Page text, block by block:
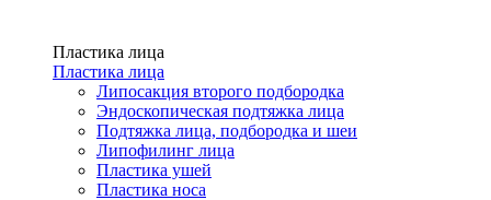
Пластика лица
Пластика лица
Липосакция второго подбородка
Эндоскопическая подтяжка лица
Подтяжка лица, подбородка и шеи
Липофилинг лица
Пластика ушей
Пластика носа